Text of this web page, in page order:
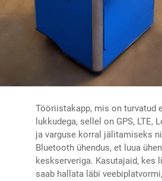
Tööriistakapp, mis on turvatud
lukkudega, sellel on GPS, LTE,
ja varguse korral jälitamiseks
Bluetooth ühendus, et luua
keskserveriga. Kasutajaid, kes
saab hallata läbi